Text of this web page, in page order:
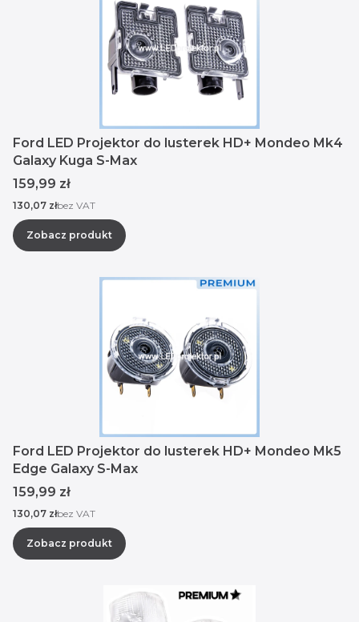
Ford LED Projektor do lusterek HD+ Mondeo Mk4
Galaxy Kuga S-Max
Cena
159,99 zł
Cena
130,07 złbez VAT
Zobacz produkt
Ford LED Projektor do lusterek HD+ Mondeo Mk5
Edge Galaxy S-Max
Cena
159,99 zł
Cena
130,07 złbez VAT
Zobacz produkt